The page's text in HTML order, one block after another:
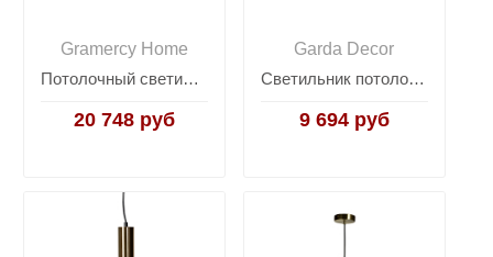
Gramercy Home
Потолочный светильник Nova Ceiling
20 748 руб
Garda Decor
Светильник потолочный "Шар" K2GP-825BR-S
9 694 руб